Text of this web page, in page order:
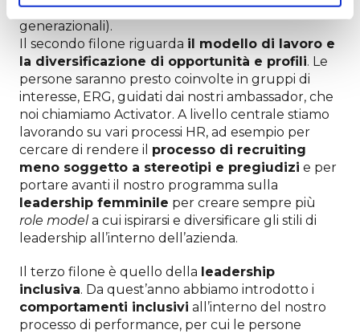
cambiamento (anche riguardo ai gap
generazionali).
Il secondo filone riguarda il modello di lavoro e
la diversificazione di opportunità e profili. Le
persone saranno presto coinvolte in gruppi di
interesse, ERG, guidati dai nostri ambassador, che
noi chiamiamo Activator. A livello centrale stiamo
lavorando su vari processi HR, ad esempio per
cercare di rendere il processo di recruiting
meno soggetto a stereotipi e pregiudizi e per
portare avanti il nostro programma sulla
leadership femminile per creare sempre più
role model a cui ispirarsi e diversificare gli stili di
leadership all’interno dell’azienda.
Il terzo filone è quello della leadership
inclusiva. Da quest’anno abbiamo introdotto i
comportamenti inclusivi all’interno del nostro
processo di performance, per cui le persone